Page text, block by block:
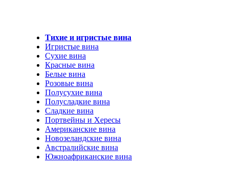
Тихие и игристые вина
Игристые вина
Сухие вина
Красные вина
Белые вина
Розовые вина
Полусухие вина
Полусладкие вина
Сладкие вина
Портвейны и Хересы
Американские вина
Новозеландские вина
Австралийские вина
Южноафриканские вина